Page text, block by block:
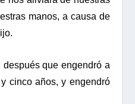
manos, a causa de
después que engendró a
cinco años, y engendró